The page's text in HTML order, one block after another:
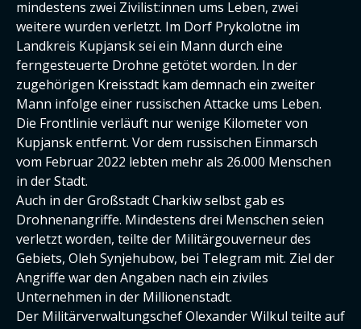
mindestens zwei Zivilist:innen ums Leben, zwei
weitere wurden verletzt. Im Dorf Prykolotne im
Landkreis Kupjansk sei ein Mann durch eine
ferngesteuerte Drohne getötet worden. In der
zugehörigen Kreisstadt kam demnach ein zweiter
Mann infolge einer russischen Attacke ums Leben.
Die Frontlinie verläuft nur wenige Kilometer von
Kupjansk entfernt. Vor dem russischen Einmarsch
vom Februar 2022 lebten mehr als 26.000 Menschen
in der Stadt.
Auch in der Großstadt Charkiw selbst gab es
Drohnenangriffe. Mindestens drei Menschen seien
verletzt worden, teilte der Militärgouverneur des
Gebiets, Oleh Synjehubow, bei Telegram mit. Ziel der
Angriffe war den Angaben nach ein ziviles
Unternehmen in der Millionenstadt.
Der Militärverwaltungschef Olexander Wilkul teilte auf